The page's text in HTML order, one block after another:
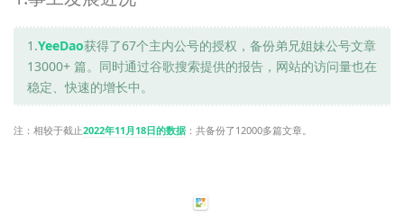
1.YeeDao获得了67个主内公号的授权，备份弟兄姐妹公号文章
13000+ 篇。同时通过谷歌搜索提供的报告，网站的访问量也在
稳定、快速的增长中。
注：相较于截止2022年11月18日的数据 ：共备份了12000多篇文章。